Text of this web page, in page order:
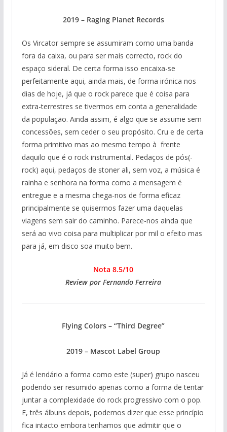
2019 – Raging Planet Records
Os Vircator sempre se assumiram como uma banda
fora da caixa, ou para ser mais correcto, rock do
espaço sideral. De certa forma isso encaixa-se
perfeitamente aqui, ainda mais, de forma irónica nos
dias de hoje, já que o rock parece que é coisa para
extra-terrestres se tivermos em conta a generalidade
da população. Ainda assim, é algo que se assume sem
concessões, sem ceder o seu propósito. Cru e de certa
forma primitivo mas ao mesmo tempo à frente
daquilo que é o rock instrumental. Pedaços de pós(-
rock) aqui, pedaços de stoner ali, sem voz, a música é
rainha e senhora na forma como a mensagem é
entregue e a mesma chega-nos de forma eficaz
principalmente se quisermos fazer uma daquelas
viagens sem sair do caminho. Parece-nos ainda que
será ao vivo coisa para multiplicar por mil o efeito mas
para já, em disco soa muito bem.
Nota 8.5/10
Review por Fernando Ferreira
Flying Colors – “Third Degree”
2019 – Mascot Label Group
Já é lendário a forma como este (super) grupo nasceu
podendo ser resumido apenas como a forma de tentar
juntar a complexidade do rock progressivo com o pop.
E, três álbuns depois, podemos dizer que esse princípio
fica intacto embora tenhamos que admitir que o